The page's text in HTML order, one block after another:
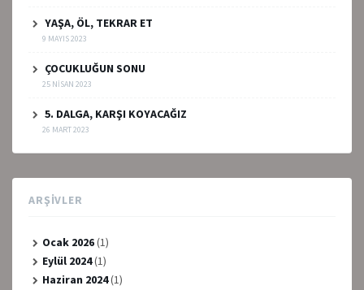
YAŞA, ÖL, TEKRAR ET
9 MAYIS 2023
ÇOCUKLUĞUN SONU
25 NISAN 2023
5. DALGA, KARŞI KOYACAĞIZ
26 MART 2023
ARŞIVLER
Ocak 2026(1)
Eylül 2024(1)
Haziran 2024(1)